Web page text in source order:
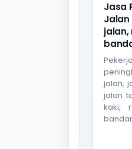
Jasa
jalan,
jalan,
jalan
kaki,